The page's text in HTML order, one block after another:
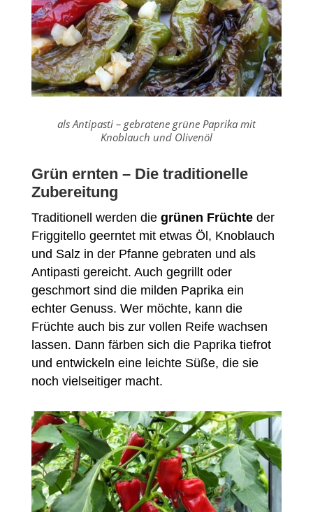
als Antipasti – gebratene grüne Paprika mit
Knoblauch und Olivenöl
Grün ernten – Die traditionelle
Zubereitung
Traditionell werden die grünen Früchteder
Friggitello geerntet mit etwas Öl, Knoblauch
und Salz in der Pfanne gebraten und als
Antipasti gereicht. Auch gegrillt oder
geschmort sind die milden Paprika ein
echter Genuss. Wer möchte, kann die
Früchte auch bis zur vollen Reife wachsen
lassen. Dann färben sich die Paprika tiefrot
und entwickeln eine leichte Süße, die sie
noch vielseitiger macht.